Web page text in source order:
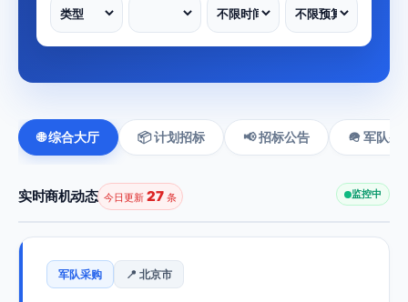
🌐 综合大厅 📦 计划招标 📢 招标公告 🪖 军队采
实时商机动态 今日更新 27 条 监控中
军队采购 📍 北京市